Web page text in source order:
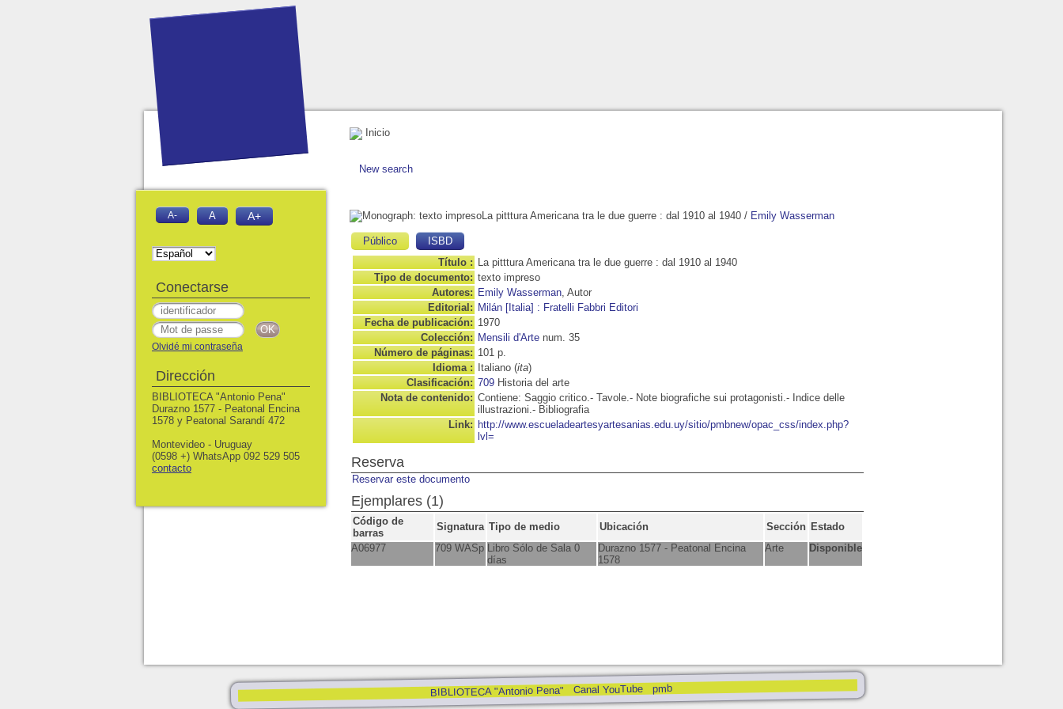
Inicio
New search
La pitttura Americana tra le due guerre : dal 1910 al 1940 / Emily Wasserman
Público
ISBD
Título : La pitttura Americana tra le due guerre : dal 1910 al 1940
Tipo de documento: texto impreso
Autores: Emily Wasserman , Autor
Editorial: Milán [Italia] : Fratelli Fabbri Editori
Fecha de publicación: 1970
Colección: Mensili d'Arte num. 35
Número de páginas: 101 p.
Idioma : Italiano (ita)
Clasificación: 709 Historia del arte
Nota de contenido: Contiene: Saggio critico.- Tavole.- Note biografiche sui protagonisti.- Indice delle
illustrazioni.- Bibliografia
Link: http://www.escueladeartesyartesanias.edu.uy/sitio/pmbnew/opac_css/index.php?
lvl=
Reserva
Reservar este documento
Ejemplares (1)
Código de
barras
Signatura Tipo de medio Ubicación Sección Estado
A06977
709 WASp Libro Sólo de Sala 0
días
Durazno 1577 - Peatonal Encina
1578
Arte Disponible
BIBLIOTECA "Antonio Pena" Canal YouTube pmb
A- A A+
Conectarse
Olvidé mi contraseña
Dirección
BIBLIOTECA "Antonio Pena"
Durazno 1577 - Peatonal Encina
1578 y Peatonal Sarandí 472
Montevideo - Uruguay
(0598 +) WhatsApp 092 529 505
contacto